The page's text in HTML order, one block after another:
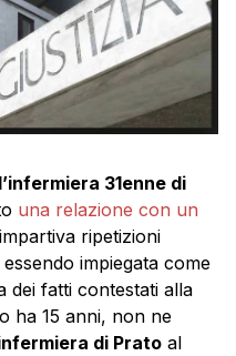
l’infermiera 31enne di
una relazione con un
ripetizioni
impiegata come
dei fatti contestati alla
ha 15 anni, non ne
di Prato al